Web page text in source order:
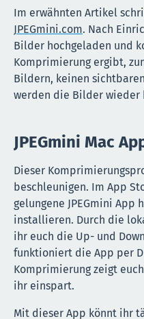
Im erwähnten Artikel
JPEGmini.com. Nach
Bilder hochgeladen und
Komprimierung ergibt,
Bildern, keinen
werden die Bilder wieder
JPEGmini Mac
Dieser
beschleunigen. Im App
gelungene JPEGmini App
installieren. Durch die
ihr euch die Up- und
funktioniert die App per
Komprimierung zeigt
ihr einspart.
Mit dieser App könnt ihr